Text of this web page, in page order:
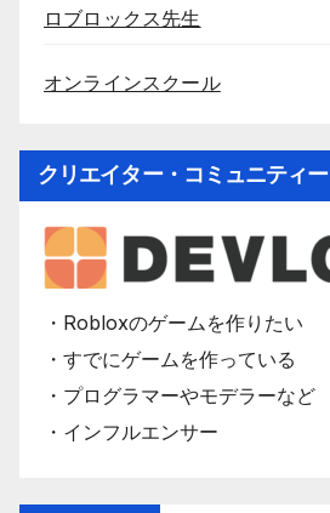
ロブロックス先生
オンラインスクール
クリエイター・コミュニティー
・Robloxのゲームを作りたい
・すでにゲームを作っている
・プログラマーやモデラーなど
・インフルエンサー